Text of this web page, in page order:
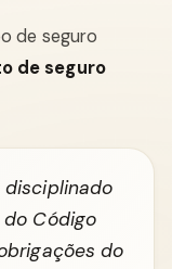
de seguro
de seguro
Código
do